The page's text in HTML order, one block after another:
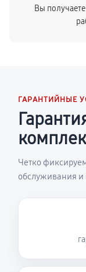
Вы
ГАРАНТИЙНЫЕ
Четко
обслуживания и